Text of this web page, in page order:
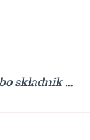
składnik …